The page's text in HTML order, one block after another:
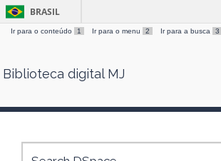
Skip
BRASIL
Ir para o conteúdo 1 Ir para o menu 2 Ir para a busca 3
Biblioteca digital MJ